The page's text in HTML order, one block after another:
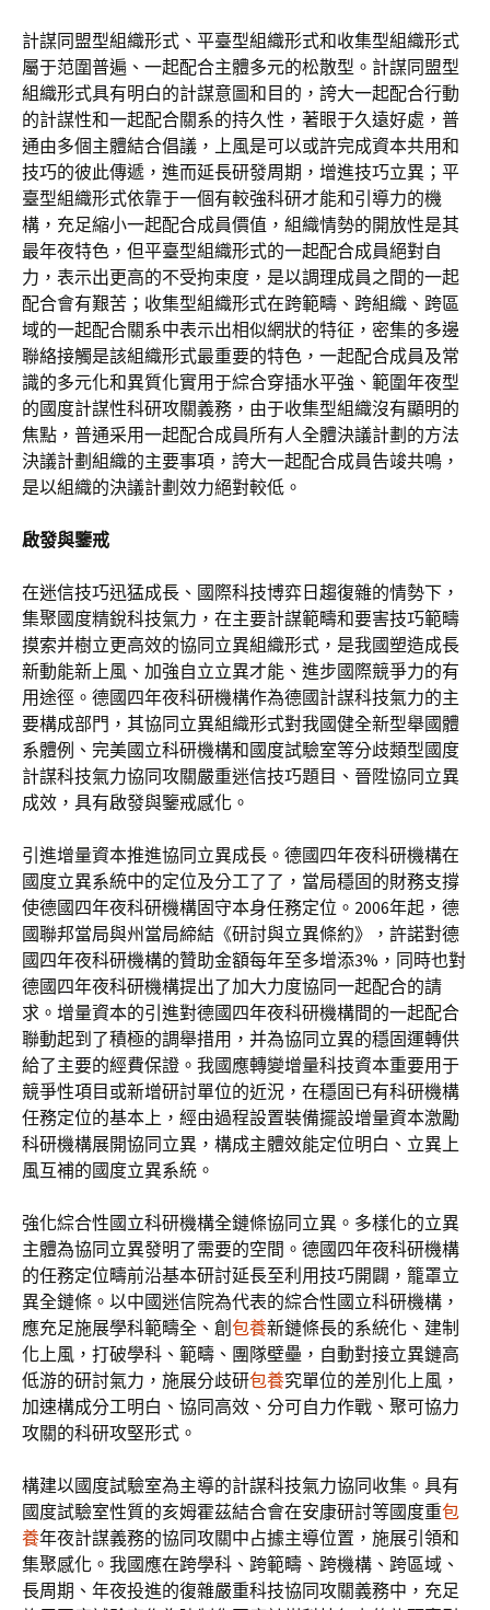
計謀同盟型組織形式、平臺型組織形式和收集型組織形式
屬于范圍普遍、一起配合主體多元的松散型。計謀同盟型
組織形式具有明白的計謀意圖和目的，誇大一起配合行動
的計謀性和一起配合關系的持久性，著眼于久遠好處，普
通由多個主體結合倡議，上風是可以或許完成資本共用和
技巧的彼此傳遞，進而延長研發周期，增進技巧立異；平
臺型組織形式依靠于一個有較強科研才能和引導力的機
構，充足縮小一起配合成員價值，組織情勢的開放性是其
最年夜特色，但平臺型組織形式的一起配合成員絕對自
力，表示出更高的不受拘束度，是以調理成員之間的一起
配合會有艱苦；收集型組織形式在跨範疇、跨組織、跨區
域的一起配合關系中表示出相似網狀的特征，密集的多邊
聯絡接觸是該組織形式最重要的特色，一起配合成員及常
識的多元化和異質化實用于綜合穿插水平強、範圍年夜型
的國度計謀性科研攻關義務，由于收集型組織沒有顯明的
焦點，普通采用一起配合成員所有人全體決議計劃的方法
決議計劃組織的主要事項，誇大一起配合成員告竣共鳴，
是以組織的決議計劃效力絕對較低。
啟發與鑒戒
在迷信技巧迅猛成長、國際科技博弈日趨復雜的情勢下，
集聚國度精銳科技氣力，在主要計謀範疇和要害技巧範疇
摸索并樹立更高效的協同立異組織形式，是我國塑造成長
新動能新上風、加強自立立異才能、進步國際競爭力的有
用途徑。德國四年夜科研機構作為德國計謀科技氣力的主
要構成部門，其協同立異組織形式對我國健全新型舉國體
系體例、完美國立科研機構和國度試驗室等分歧類型國度
計謀科技氣力協同攻關嚴重迷信技巧題目、晉陞協同立異
成效，具有啟發與鑒戒感化。
引進增量資本推進協同立異成長。德國四年夜科研機構在
國度立異系統中的定位及分工了了，當局穩固的財務支撐
使德國四年夜科研機構固守本身任務定位。2006年起，德
國聯邦當局與州當局締結《研討與立異條約》，許諾對德
國四年夜科研機構的贊助金額每年至多增添3%，同時也對
德國四年夜科研機構提出了加大力度協同一起配合的請
求。增量資本的引進對德國四年夜科研機構間的一起配合
聯動起到了積極的調舉措用，并為協同立異的穩固運轉供
給了主要的經費保證。我國應轉變增量科技資本重要用于
競爭性項目或新增研討單位的近況，在穩固已有科研機構
任務定位的基本上，經由過程設置裝備擺設增量資本激勵
科研機構展開協同立異，構成主體效能定位明白、立異上
風互補的國度立異系統。
強化綜合性國立科研機構全鏈條協同立異。多樣化的立異
主體為協同立異發明了需要的空間。德國四年夜科研機構
的任務定位疇前沿基本研討延長至利用技巧開闢，籠罩立
異全鏈條。以中國迷信院為代表的綜合性國立科研機構，
應充足施展學科範疇全、創包養新鏈條長的系統化、建制
化上風，打破學科、範疇、團隊壁壘，自動對接立異鏈高
低游的研討氣力，施展分歧研包養究單位的差別化上風，
加速構成分工明白、協同高效、分可自力作戰、聚可協力
攻關的科研攻堅形式。
構建以國度試驗室為主導的計謀科技氣力協同收集。具有
國度試驗室性質的亥姆霍茲結合會在安康研討等國度重包
養年夜計謀義務的協同攻關中占據主導位置，施展引領和
集聚感化。我國應在跨學科、跨範疇、跨機構、跨區域、
長周期、年夜投進的復雜嚴重科技協同攻關義務中，充足